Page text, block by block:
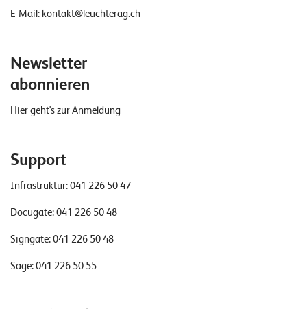
E-Mail: kontakt@leuchterag.ch
Newsletter
abonnieren
Hier geht's zur Anmeldung
Support
Infrastruktur:041 226 50 47
Docugate:041 226 50 48
Signgate:041 226 50 48
Sage:041 226 50 55